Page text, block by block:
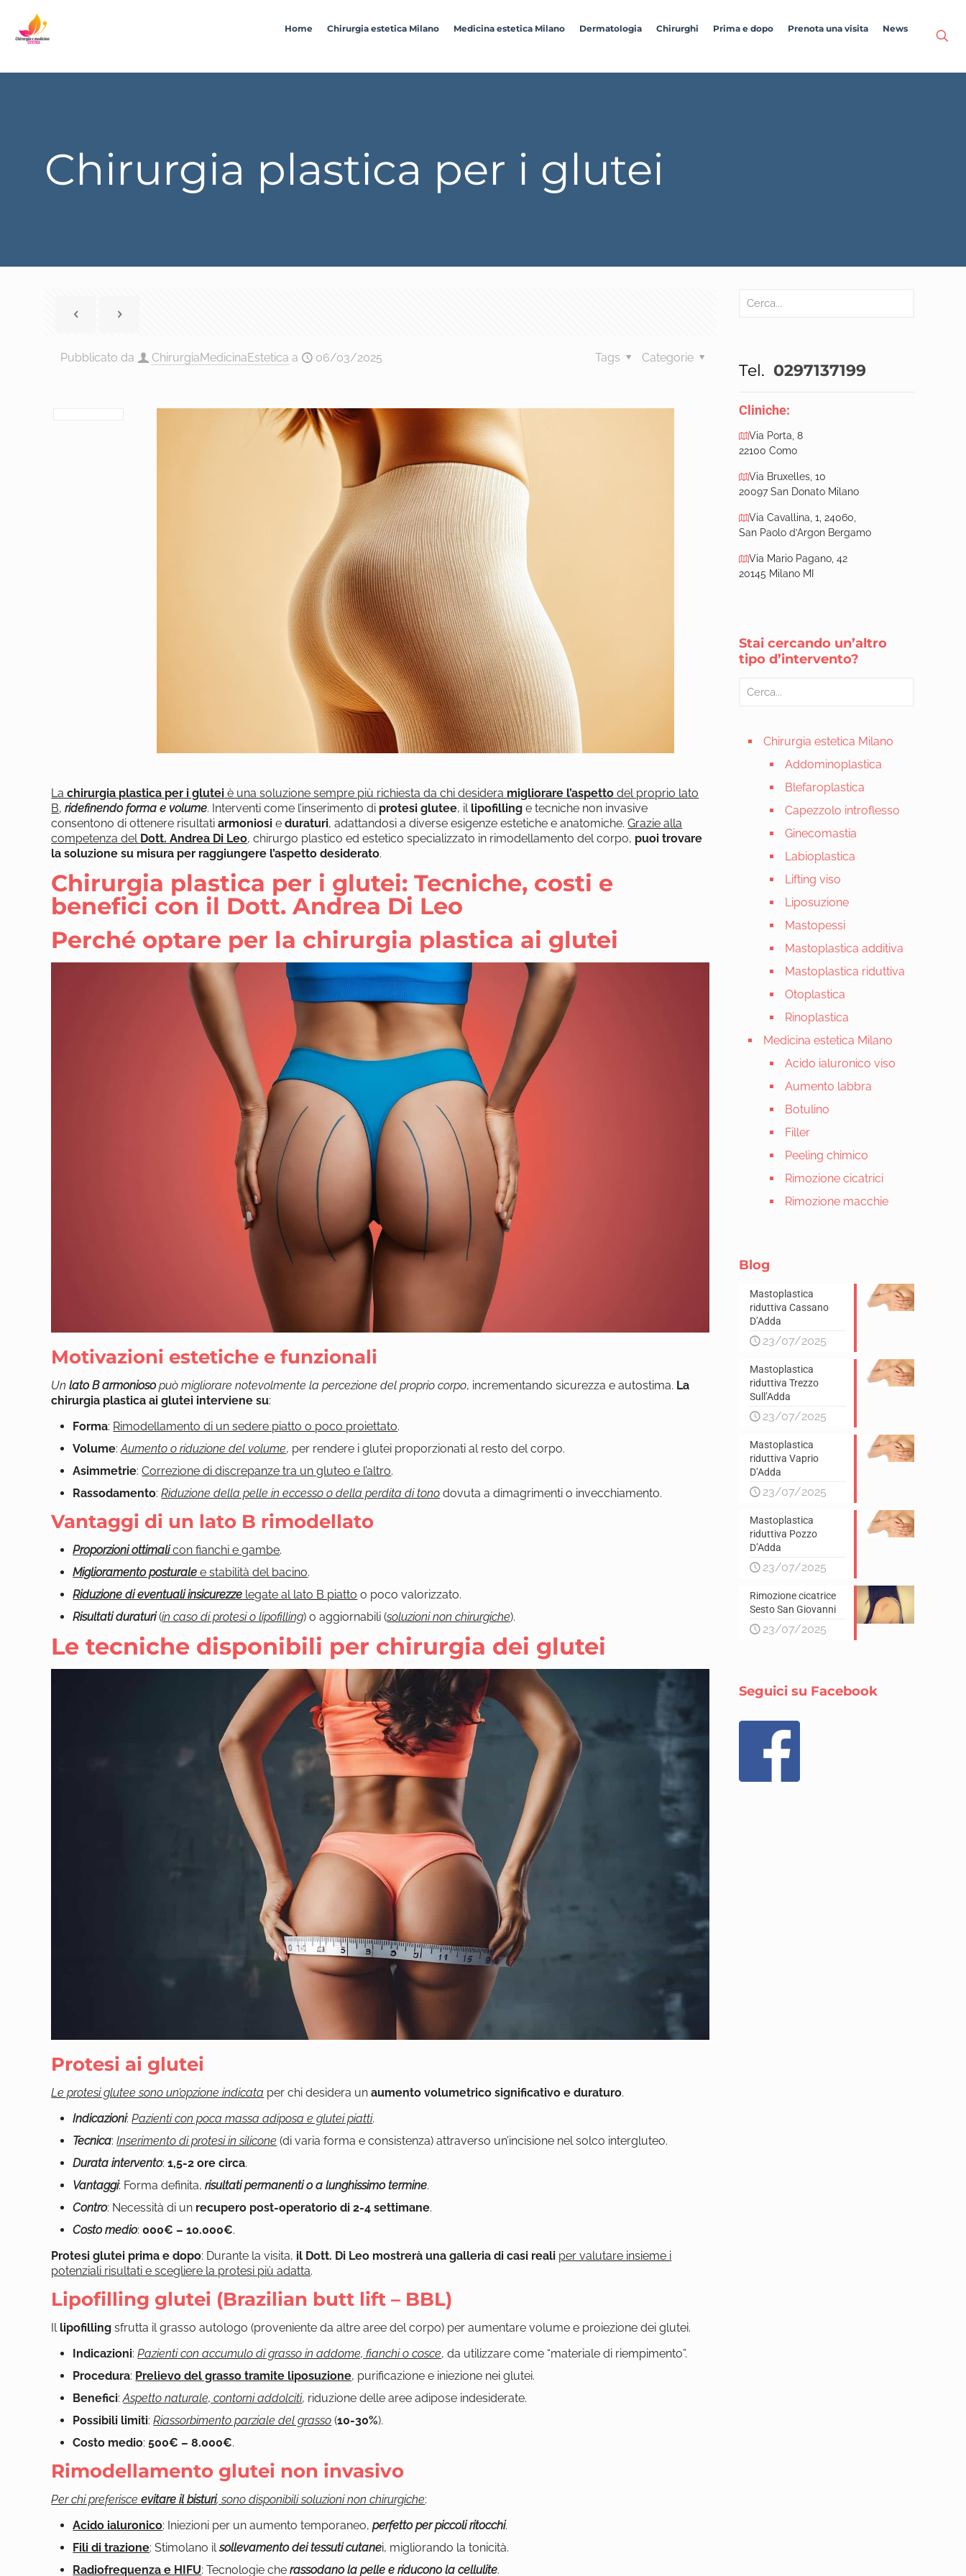
Home Chirurgia estetica Milano Medicina estetica Milano Dermatologia Chirurghi Prima e dopo Prenota una visita News
Chirurgia plastica per i glutei
Pubblicato da ChirurgiaMedicinaEstetica a 06/03/2025 Categorie
Tags
Lachirurgia plastica per i glutei è una soluzione sempre più richiesta da chi desidera migliorare l’aspetto del proprio lato
B,ridefinendo forma e volume. Interventi come l’inserimento di protesi glutee, il lipofilling e tecniche non invasive
consentono di ottenere risultatiarmoniosi eduraturi, adattandosi a diverse esigenze estetiche e anatomiche.Grazie alla
competenza del Dott. Andrea Di Leo, chirurgo plastico ed estetico specializzato in rimodellamento del corpo, puoi trovare
la soluzione su misura per raggiungere l’aspetto desiderato.
Chirurgia plastica per i glutei: Tecniche, costi e
benefici con il Dott. Andrea Di Leo
Perché optare per la chirurgia plastica ai glutei
Motivazioni estetiche e funzionali
Unlato B armoniosopuò migliorare notevolmente la percezione del proprio corpo, incrementando sicurezza e autostima. La
chirurgia plastica ai glutei interviene su:
Forma: Rimodellamento di un sedere piatto o poco proiettato.
Volume:Aumento o riduzione del volume, per rendere i glutei proporzionati al resto del corpo.
Asimmetrie:Correzione di discrepanze tra un gluteo e l’altro.
Rassodamento:Riduzione della pelle in eccesso o della perdita di tono dovuta a dimagrimenti o invecchiamento.
Vantaggi di un lato B rimodellato
Proporzioni ottimalicon fianchi e gambe.
Miglioramento posturale e stabilità del bacino.
Riduzione di eventuali insicurezze legate al lato B piatto o poco valorizzato.
Risultati duraturi(in caso di protesi o lipofilling) o aggiornabili (soluzioni non chirurgiche).
Le tecniche disponibili per chirurgia dei glutei
Protesi ai glutei
Le protesi glutee sono un’opzione indicata per chi desidera unaumento volumetrico significativo e duraturo.
Indicazioni:Pazienti con poca massa adiposa e glutei piatti.
Tecnica:Inserimento di protesi in silicone (di varia forma e consistenza) attraverso un’incisione nel solco intergluteo.
Durata intervento:1,5-2 ore circa.
Vantaggi: Forma definita,risultati permanenti o a lunghissimo termine.
Contro: Necessità di un recupero post-operatorio di 2-4 settimane.
Costo medio:000€ – 10.000€.
Protesi glutei prima e dopo: Durante la visita, il Dott. Di Leo mostrerà una galleria di casi reali per valutare insieme i
potenziali risultati e scegliere la protesi più adatta.
Lipofilling glutei (Brazilian butt lift – BBL)
Il lipofilling sfrutta il grasso autologo (proveniente da altre aree del corpo) per aumentare volume e proiezione dei glutei.
Indicazioni:Pazienti con accumulo di grasso in addome, fianchi o cosce, da utilizzare come “materiale di riempimento”.
Procedura: Prelievo del grasso tramite liposuzione, purificazione e iniezione nei glutei.
Benefici:Aspetto naturale, contorni addolciti, riduzione delle aree adipose indesiderate.
Possibili limiti:Riassorbimento parziale del grasso (10-30%).
Costo medio:500€ – 8.000€.
Rimodellamento glutei non invasivo
Per chi preferisceevitare il bisturi, sono disponibili soluzioni non chirurgiche:
Acido ialuronico: Iniezioni per un aumento temporaneo,perfetto per piccoli ritocchi.
Fili di trazione: Stimolano ilsollevamento dei tessuti cutanei, migliorando la tonicità.
Radiofrequenza e HIFU: Tecnologie cherassodano la pelle e riducono la cellulite.
Tel. 0297137199
Cliniche:
Via Porta, 8
22100 Como
Via Bruxelles, 10
20097 San Donato Milano
Via Cavallina, 1, 24060,
San Paolo d’Argon Bergamo
Via Mario Pagano, 42
20145 Milano MI
Stai cercando un’altro
tipo d’intervento?
Chirurgia estetica Milano
Addominoplastica
Blefaroplastica
Capezzolo introflesso
Ginecomastia
Labioplastica
Lifting viso
Liposuzione
Mastopessi
Mastoplastica additiva
Mastoplastica riduttiva
Otoplastica
Rinoplastica
Medicina estetica Milano
Acido ialuronico viso
Aumento labbra
Botulino
Filler
Peeling chimico
Rimozione cicatrici
Rimozione macchie
Blog
Mastoplastica
riduttiva Cassano
D’Adda
23/07/2025
Mastoplastica
riduttiva Trezzo
Sull’Adda
23/07/2025
Mastoplastica
riduttiva Vaprio
D’Adda
23/07/2025
Mastoplastica
riduttiva Pozzo
D’Adda
23/07/2025
Rimozione cicatrice
Sesto San Giovanni
23/07/2025
Seguici su Facebook